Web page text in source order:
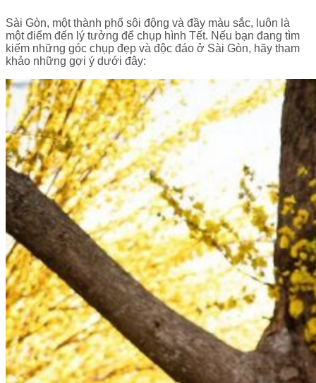
Sài Gòn, một thành phố sôi động và đầy màu sắc, luôn là
một điểm đến lý tưởng để chụp hình Tết. Nếu bạn đang tìm
kiếm những góc chụp đẹp và độc đáo ở Sài Gòn, hãy tham
khảo những gợi ý dưới đây: